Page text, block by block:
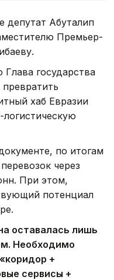
депутат Абуталип
Премьер-
государства
хаб Евразии
по итогам
через
При этом,
потенциал
оставалась лишь
Необходимо
+
сервисы +